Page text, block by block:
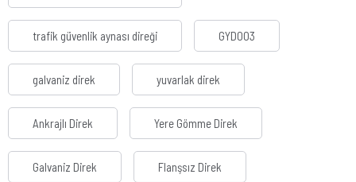
trafik güvenlik aynası direği GYD003
galvaniz direk yuvarlak direk
Ankrajlı Direk Yere Gömme Direk
Galvaniz Direk Flanşsız Direk